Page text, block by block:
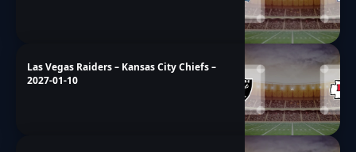
Las Vegas Raiders – Kansas City Chiefs –
2027-01-10